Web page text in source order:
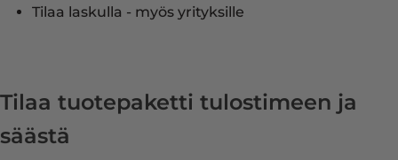
Tilaa laskulla - myös yrityksille
Tilaa tuotepaketti tulostimeen ja
säästä